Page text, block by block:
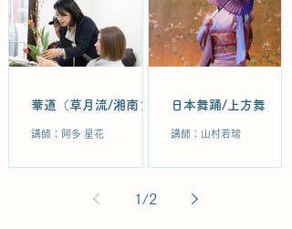
華道（草月流/湘南フラ
ワーコーディネート）
講師：阿多 星花
日本舞踊/上方舞
講師：山村若瑞
1 /2